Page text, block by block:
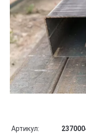
Артикул: